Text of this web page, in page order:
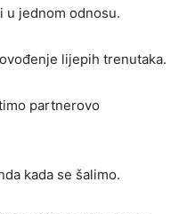
u jednom odnosu.
lijepih trenutaka.
partnerovo
kada se šalimo.